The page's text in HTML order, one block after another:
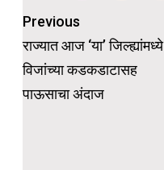
Post
navigation
Previous
राज्यात आज ‘या’ जिल्ह्यांमध्ये
विजांच्या कडकडाटासह
पाऊसाचा अंदाज